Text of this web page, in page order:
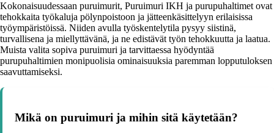
Kokonaisuudessaan puruimurit, Puruimuri IKH ja purupuhaltimet ovat
tehokkaita työkaluja pölynpoistoon ja jätteenkäsittelyyn erilaisissa
työympäristöissä. Niiden avulla työskentelytila pysyy siistinä,
turvallisena ja miellyttävänä, ja ne edistävät työn tehokkuutta ja laatua.
Muista valita sopiva puruimuri ja tarvittaessa hyödyntää
purupuhaltimien monipuolisia ominaisuuksia paremman lopputuloksen
saavuttamiseksi.
Mikä on puruimuri ja mihin sitä käytetään?